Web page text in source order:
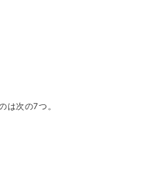
は次の7つ。